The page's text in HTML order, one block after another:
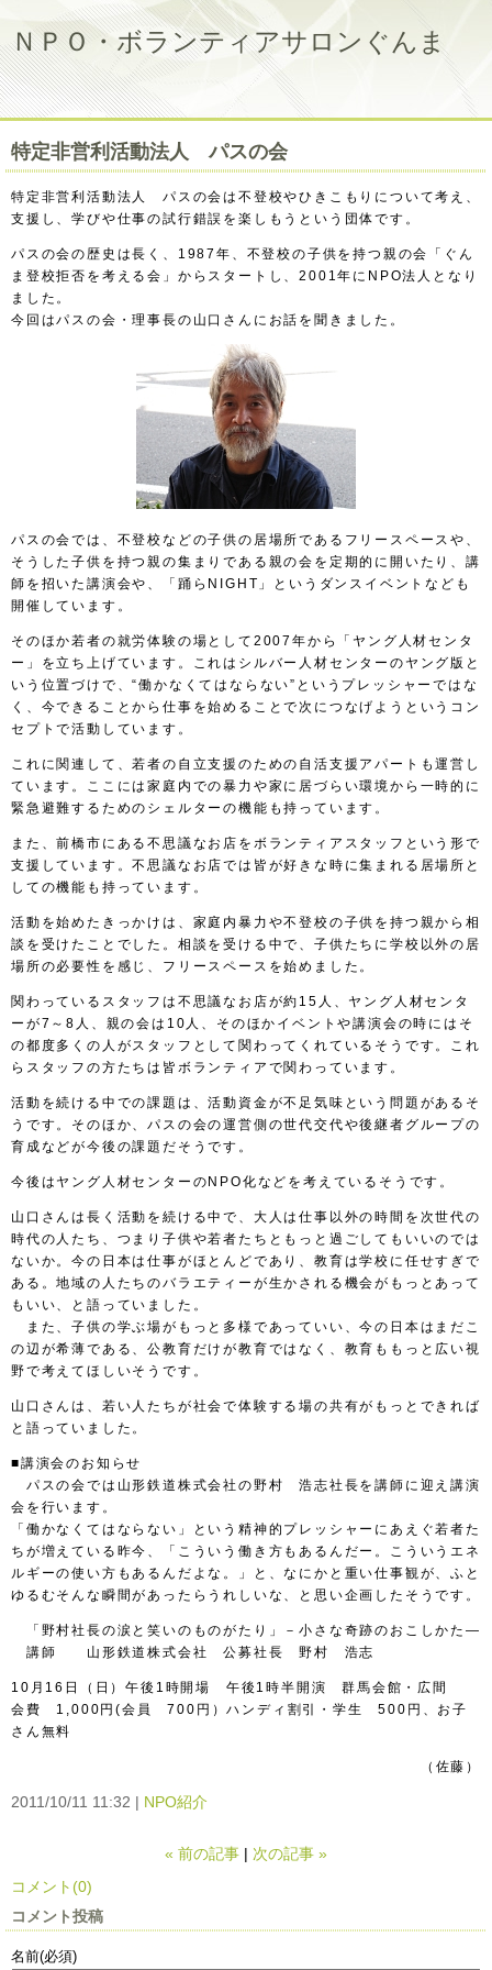
ＮＰＯ・ボランティアサロンぐんま
特定非営利活動法人 パスの会
特定非営利活動法人 パスの会は不登校やひきこもりについて考え、
支援し、学びや仕事の試行錯誤を楽しもうという団体です。
パスの会の歴史は長く、1987年、不登校の子供を持つ親の会「ぐん
ま登校拒否を考える会」からスタートし、2001年にNPO法人となり
ました。
今回はパスの会・理事長の山口さんにお話を聞きました。
パスの会では、不登校などの子供の居場所であるフリースペースや、
そうした子供を持つ親の集まりである親の会を定期的に開いたり、講
師を招いた講演会や、「踊らNIGHT」というダンスイベントなども
開催しています。
そのほか若者の就労体験の場として2007年から「ヤング人材センタ
ー」を立ち上げています。これはシルバー人材センターのヤング版と
いう位置づけで、“働かなくてはならない”というプレッシャーではな
く、今できることから仕事を始めることで次につなげようというコン
セプトで活動しています。
これに関連して、若者の自立支援のための自活支援アパートも運営し
ています。ここには家庭内での暴力や家に居づらい環境から一時的に
緊急避難するためのシェルターの機能も持っています。
また、前橋市にある不思議なお店をボランティアスタッフという形で
支援しています。不思議なお店では皆が好きな時に集まれる居場所と
しての機能も持っています。
活動を始めたきっかけは、家庭内暴力や不登校の子供を持つ親から相
談を受けたことでした。相談を受ける中で、子供たちに学校以外の居
場所の必要性を感じ、フリースペースを始めました。
関わっているスタッフは不思議なお店が約15人、ヤング人材センタ
ーが7～8人、親の会は10人、そのほかイベントや講演会の時にはそ
の都度多くの人がスタッフとして関わってくれているそうです。これ
らスタッフの方たちは皆ボランティアで関わっています。
活動を続ける中での課題は、活動資金が不足気味という問題があるそ
うです。そのほか、パスの会の運営側の世代交代や後継者グループの
育成などが今後の課題だそうです。
今後はヤング人材センターのNPO化などを考えているそうです。
山口さんは長く活動を続ける中で、大人は仕事以外の時間を次世代の
時代の人たち、つまり子供や若者たちともっと過ごしてもいいのでは
ないか。今の日本は仕事がほとんどであり、教育は学校に任せすぎで
ある。地域の人たちのバラエティーが生かされる機会がもっとあって
もいい、と語っていました。
また、子供の学ぶ場がもっと多様であっていい、今の日本はまだこ
の辺が希薄である、公教育だけが教育ではなく、教育ももっと広い視
野で考えてほしいそうです。
山口さんは、若い人たちが社会で体験する場の共有がもっとできれば
と語っていました。
■講演会のお知らせ
パスの会では山形鉄道株式会社の野村 浩志社長を講師に迎え講演
会を行います。
「働かなくてはならない」という精神的プレッシャーにあえぐ若者た
ちが増えている昨今、「こういう働き方もあるんだー。こういうエネ
ルギーの使い方もあるんだよな。」と、なにかと重い仕事観が、ふと
ゆるむそんな瞬間があったらうれしいな、と思い企画したそうです。
「野村社長の涙と笑いのものがたり」－小さな奇跡のおこしかた―
講師 山形鉄道株式会社 公募社長 野村 浩志
10月16日（日）午後1時開場 午後1時半開演 群馬会館・広間
会費 1,000円(会員 700円）ハンディ割引・学生 500円、お子
さん無料
（佐藤）
2011/10/11 11:32 NPO紹介
« 前の記事 次の記事 »
コメント(0)
コメント投稿
名前(必須)